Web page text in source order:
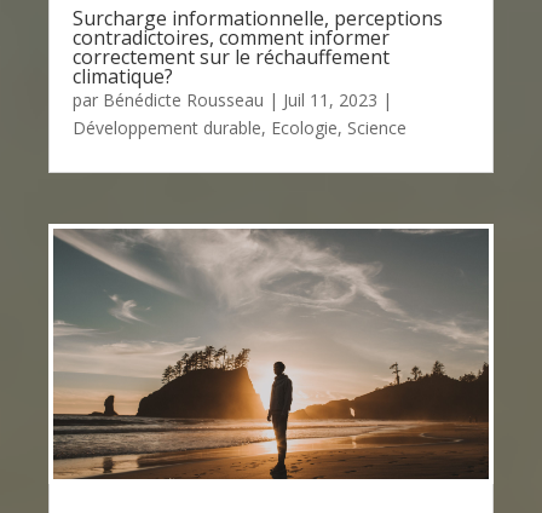
Surcharge informationnelle, perceptions
contradictoires, comment informer
correctement sur le réchauffement
climatique?
par Bénédicte Rousseau | Juil 11, 2023 |
Développement durable, Ecologie, Science